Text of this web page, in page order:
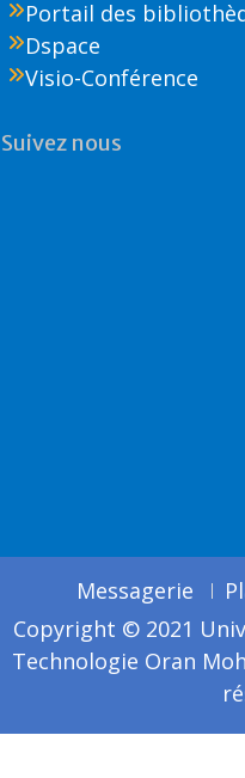
Portail des
Dspace
Visio-Conférence
Suivez nous
Messagerie
Copyright © 2021
Technologie Oran